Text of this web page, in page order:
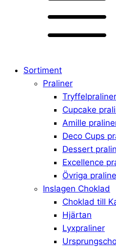
Sortiment
Praliner
Tryffelpraliner
Cupcake
Amille
Deco Cups
Dessert
Excellence
Övriga
Inslagen Choklad
Choklad till
Hjärtan
Lyxpraliner